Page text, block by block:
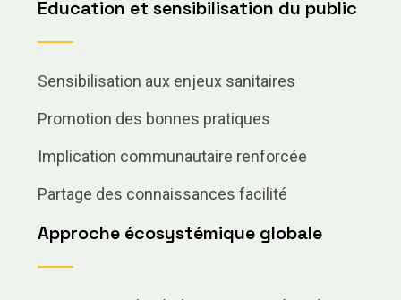
Education et sensibilisation du public
Sensibilisation aux enjeux sanitaires
Promotion des bonnes pratiques
Implication communautaire renforcée
Partage des connaissances facilité
Approche écosystémique globale